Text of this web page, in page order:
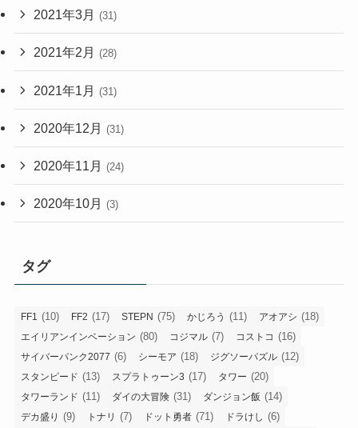
2021年3月 (31)
2021年2月 (28)
2021年1月 (31)
2020年12月 (31)
2020年11月 (24)
2020年10月 (3)
タグ
FF1 (10) FF2 (17) STEPN (75) かじろう (11) アオアシ (18)
エイリアンインベーション (80) コジマル (7) コストコ (16)
サイバーパンク2077 (6) シーモア (18) ジグソーパズル (12)
スタンピード (13) スプラトゥーン3 (17) タワー (20)
タワーランド (11) ダイの大冒険 (31) ダンジョン飯 (14)
デカ盛り (9) トナリ (7) ドット勇者 (71) ドラけし (6)